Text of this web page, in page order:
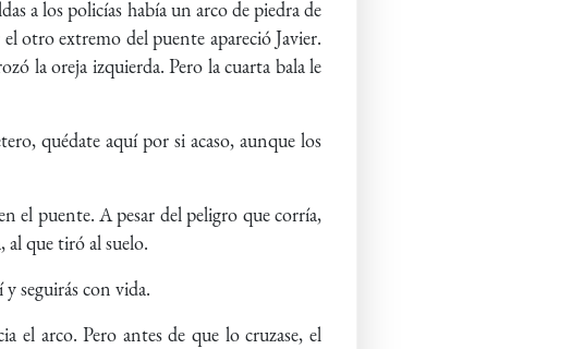
a los policías había un arco de piedra de
otro extremo del puente apareció Javier.
la oreja izquierda. Pero la cuarta bala le
quédate aquí por si acaso, aunque los
el puente. A pesar del peligro que corría,
al que tiró al suelo.
seguirás con vida.
el arco. Pero antes de que lo cruzase, el